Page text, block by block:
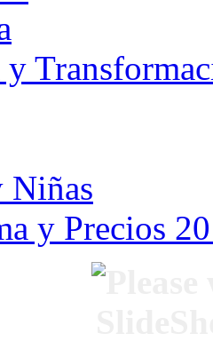
Niñas
y Precios